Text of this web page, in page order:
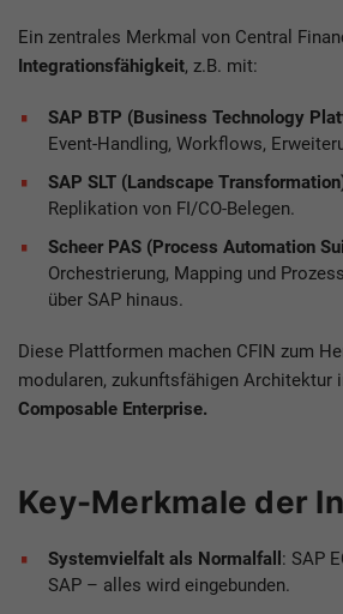
Ein zentrales Merkmal von Central
Integrationsfähigkeit, z.B. mit:
SAP BTP (Business Technology
Event-Handling, Workflows,
SAP SLT (Landscape
Replikation von FI/CO-Belegen.
Scheer PAS (Process Automation
Orchestrierung, Mapping und
über SAP hinaus.
Diese Plattformen machen CFIN zum
modularen, zukunftsfähigen Architektur
Composable Enterprise.
Key-Merkmale der
Systemvielfalt als Normalfall : SAP
SAP – alles wird eingebunden.